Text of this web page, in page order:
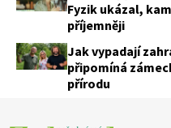
Fyzik ukázal,
příjemněji
Jak vypadají
připomíná
přírodu